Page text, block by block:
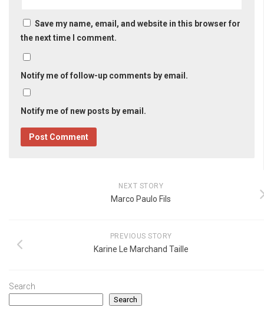
Save my name, email, and website in this browser for
the next time I comment.
Notify me of follow-up comments by email.
Notify me of new posts by email.
NEXT STORY
Marco Paulo Fils
PREVIOUS STORY
Karine Le Marchand Taille
Search
Search